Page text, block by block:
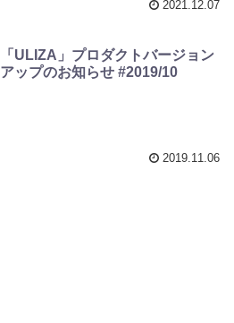
2021.12.07
「ULIZA」プロダクトバージョン
アップのお知らせ #2019/10
2019.11.06